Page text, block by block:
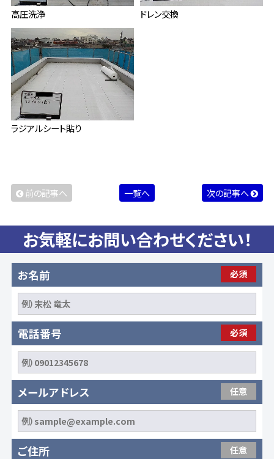
高圧洗浄 ドレン交換
ラジアルシート貼り
前の記事へ 一覧へ 次の記事へ
お気軽にお問い合わせください！
お名前 必須
電話番号 必須
メールアドレス 任意
ご住所 任意